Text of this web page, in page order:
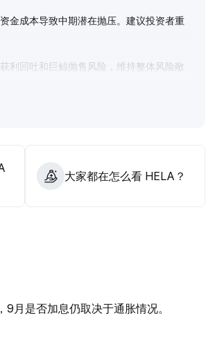
金成本导致中期潜在抛压。建议投资者重
利回吐和巨鲸抛售风险，维持整体风险敞
大家都在怎么看 HELA？
月是否加息仍取决于通胀情况。